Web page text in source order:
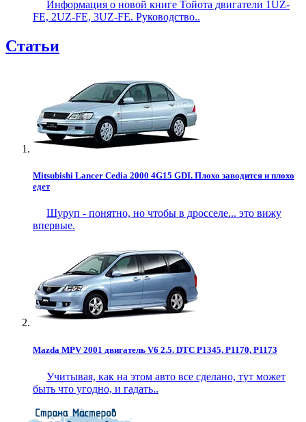
Информация о новой книге Тойота двигатели 1UZ-
FE, 2UZ-FE, 3UZ-FE. Руководство..
Статьи
Mitsubishi Lancer Cedia 2000 4G15 GDI. Плохо заводится и плохо
едет
Шуруп - понятно, но чтобы в дросселе... это вижу
впервые.
Mazda MPV 2001 двигатель V6 2.5. DTC P1345, P1170, P1173
Учитывая, как на этом авто все сделано, тут может
быть что угодно, и гадать..